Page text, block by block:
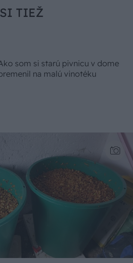
TIEŽ
som si starú pivnicu v dome
na malú vinotéku